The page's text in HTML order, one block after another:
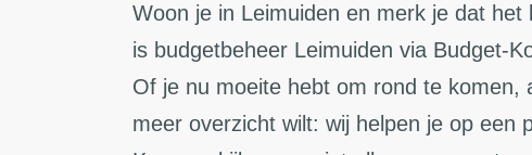
Woon je in Leimuiden en merk je dat
is budgetbeheer Leimuiden via Budget-
Of je nu moeite hebt om rond te komen,
meer overzicht wilt: wij helpen je op een